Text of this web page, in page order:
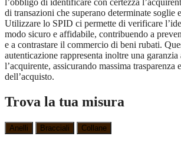
l’obbligo di identificare con certezza
di transazioni che superano determinate soglie
Utilizzare lo SPID ci permette di verificare
modo sicuro e affidabile, contribuendo a
e a contrastare il commercio di beni rubati.
autenticazione rappresenta inoltre una garanzia
l’acquirente, assicurando massima trasparenza
dell’acquisto.
Trova la tua misura
Anelli Bracciali Collane